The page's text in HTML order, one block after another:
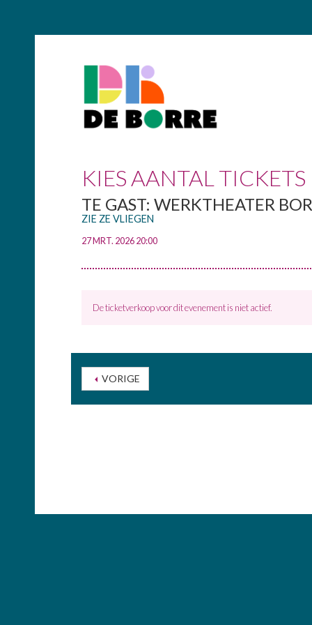
KIES AANTAL TICKETS
TE GAST: WERKTHEATER
ZIE ZE VLIEGEN
27 MRT. 2026 20:00
De ticketverkoop voor dit evenement is niet actief.
VORIGE